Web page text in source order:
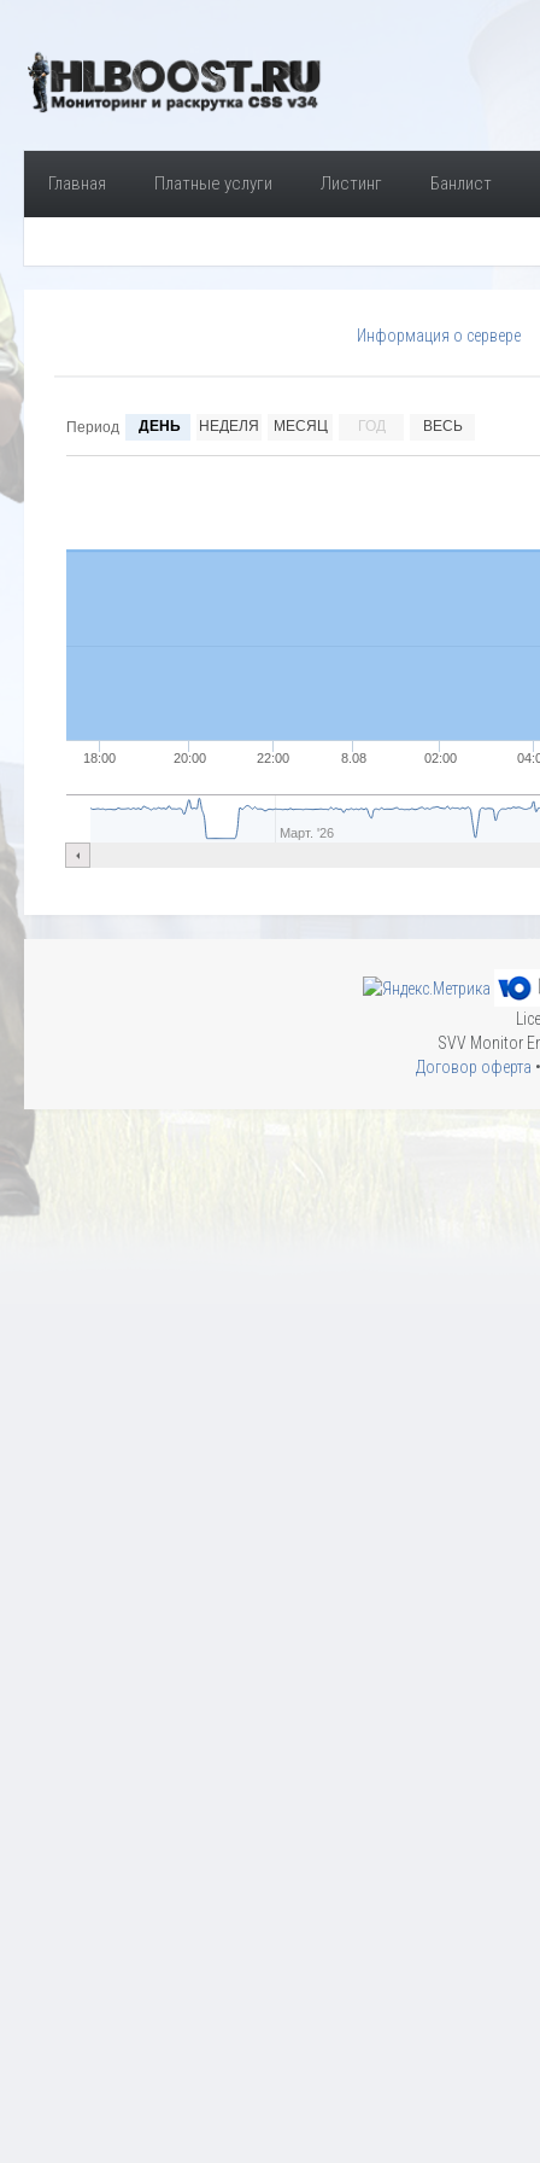
Главная Платные услуги Листинг Банлист
Информация о сервере
Период ДЕНЬ НЕДЕЛЯ МЕСЯЦ ГОД ВЕСЬ
18:00 20:00 22:00 8.08 02:00
Март. '26
SVV Monitor
Договор оферта